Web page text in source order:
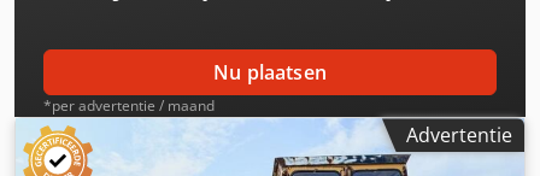
Nu plaatsen
*per advertentie / maand
Advertentie